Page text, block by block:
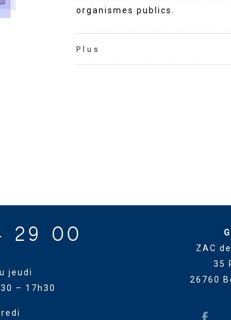
organismes publics.
Plus
29 00
jeudi
– 17h30
ZAC
35
26760